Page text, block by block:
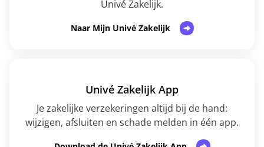
Univé Zakelijk.
Naar Mijn Univé Zakelijk
Univé Zakelijk App
Je zakelijke verzekeringen altijd bij de hand:
wijzigen, afsluiten en schade melden in één app.